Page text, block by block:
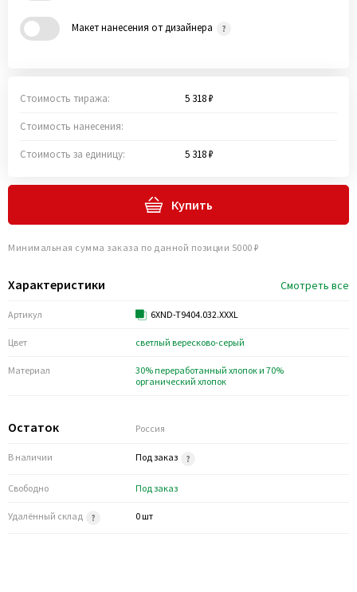
Характеристики Смотреть все
Артикул 6XND-T9404.032.XXXL
Цвет светлый вересково-серый
Материал
30% переработанный хлопок и 70%
органический хлопок
Остаток Россия
В наличии Под заказ
Свободно Под заказ
Удалённый склад 0 шт
Макет нанесения от дизайнера
Стоимость тиража: 5 318 ₽
Стоимость нанесения:
Стоимость за единицу: 5 318 ₽
Купить
Минимальная сумма заказа по данной позиции 5000 ₽